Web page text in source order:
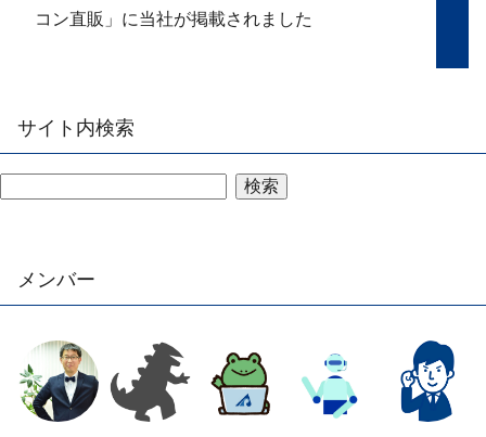
コン直販」に当社が掲載されました
サイト内検索
検索
メンバー